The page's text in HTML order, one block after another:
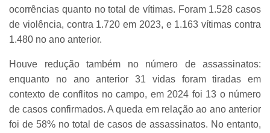
ocorrências quanto no total de vítimas. Foram 1.528 casos
de violência, contra 1.720 em 2023, e 1.163 vítimas contra
1.480 no ano anterior.
Houve redução também no número de assassinatos:
enquanto no ano anterior 31 vidas foram tiradas em
contexto de conflitos no campo, em 2024 foi 13 o número
de casos confirmados. A queda em relação ao ano anterior
foi de 58% no total de casos de assassinatos. No entanto,